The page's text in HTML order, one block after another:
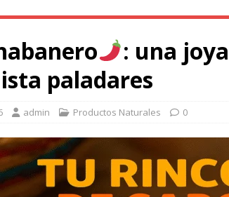
: una
paladares
admin Productos Naturales 0